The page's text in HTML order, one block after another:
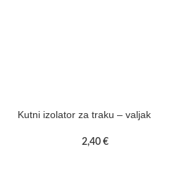
Kutni izolator za traku – valjak
2,40 €